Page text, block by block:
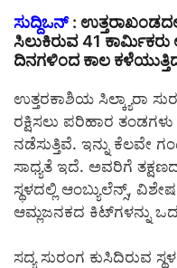
ಸುದ್ದಿಒನ್:
ಸಿಲುಕಿರುವ 41
ದಿನಗಳಿಂದ ಕಾಲ
ಉತ್ತರಕಾಶಿಯ ಸಿಲ್ಕ್ಯಾರಾ
ರಕ್ಷಿಸಲು ಪರಿಹಾರ
ನಡೆಸುತ್ತಿವೆ. ಇನ್ನು ಕೆಲವೇ
ಸಾಧ್ಯತೆ ಇದೆ. ಅವರಿಗೆ
ಸ್ಥಳದಲ್ಲಿ ಆಂಬ್ಯುಲೆನ್ಸ್,
ಆಮ್ಲಜನಕದ ಕಿಟ್‌ಗಳನ್ನು
ಸದ್ಯ ಸುರಂಗ ಕುಸಿದಿರುವ